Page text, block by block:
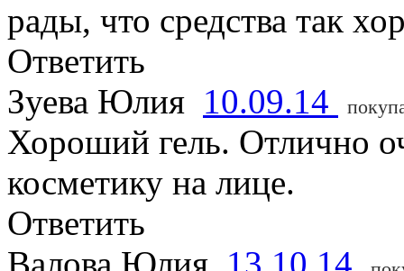
рады, что средства так
Ответить
Зуева Юлия 10.09.14
Хороший гель. Отлично
косметику на лице.
Ответить